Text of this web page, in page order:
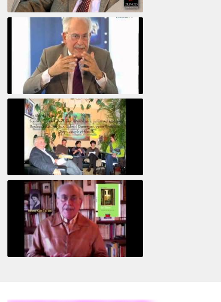
Psychanalyse du libertin
Le pervers narcissique et son complice
Revisitant le corps familial